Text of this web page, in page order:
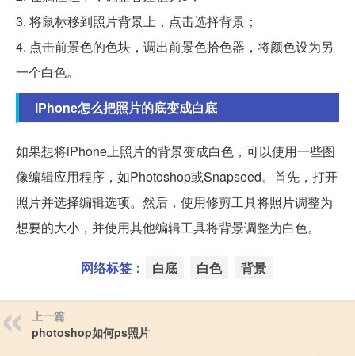
3. 将鼠标移到照片背景上，点击选择背景；
4. 点击前景色的色块，调出前景色拾色器，将颜色设为另
一个白色。
iPhone怎么把照片的底变成白底
如果想将iPhone上照片的背景变成白色，可以使用一些图
像编辑应用程序，如Photoshop或Snapseed。首先，打开
照片并选择编辑选项。然后，使用修剪工具将照片调整为
想要的大小，并使用其他编辑工具将背景调整为白色。
网络标签： 白底 白色 背景
上一篇
photoshop如何ps照片